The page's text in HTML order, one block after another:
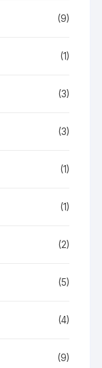
(9)
(1)
(3)
(3)
(1)
(1)
(2)
(5)
(4)
(9)